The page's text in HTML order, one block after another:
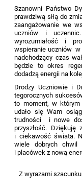
Szanowni Państwo
prawdziwą siłą do
zaangażowanie we
uczniów i
wyrozumiałość i
wspieranie uczniów w
nadchodzący czas
będzie to okres
dodadzą energii na
Drodzy Uczniowie i
tegorocznych
to moment, w
udało się Wam
trudności i nowe
przyszłość. Dziękuję
i ciekawość świata.
wiele dobrych
i placówek z nową
Z wyrazami szacunku